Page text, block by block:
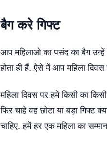
बैग करे गिफ्ट
आप महिलाओ का पसंद का बैग
होता ही हैं. ऐसे में आप महिला
महिला दिवस पर हमे किसी का
फिर चाहे वह छोटा या बड़ा गिफ्ट
चाहिए. हमें हर एक महिला का